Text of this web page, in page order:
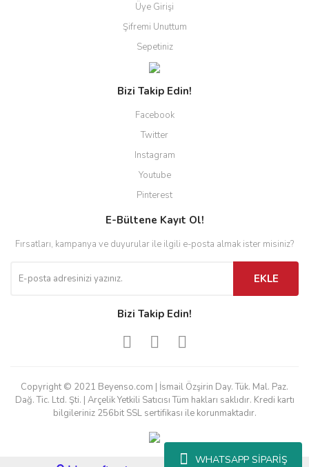
WHATSAPP SİPARİŞ
Üye Girişi
Şifremi Unuttum
Sepetiniz
Bizi Takip Edin!
Facebook
Twitter
Instagram
Youtube
Pinterest
E-Bültene Kayıt Ol!
Fırsatları, kampanya ve duyurular ile ilgili e-posta almak ister misiniz?
EKLE
Bizi Takip Edin!
Copyright © 2021 Beyenso.com | İsmail Özşirin Day. Tük. Mal. Paz.
Dağ. Tic. Ltd. Şti. | Arçelik Yetkili Satıcısı Tüm hakları saklıdır. Kredi kartı
bilgileriniz 256bit SSL sertifikası ile korunmaktadır.